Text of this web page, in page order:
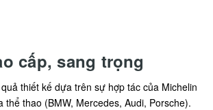
cấp, sang trọng
thiết kế dựa trên sự hợp tác của Michelin
thể thao (BMW, Mercedes, Audi, Porsche).